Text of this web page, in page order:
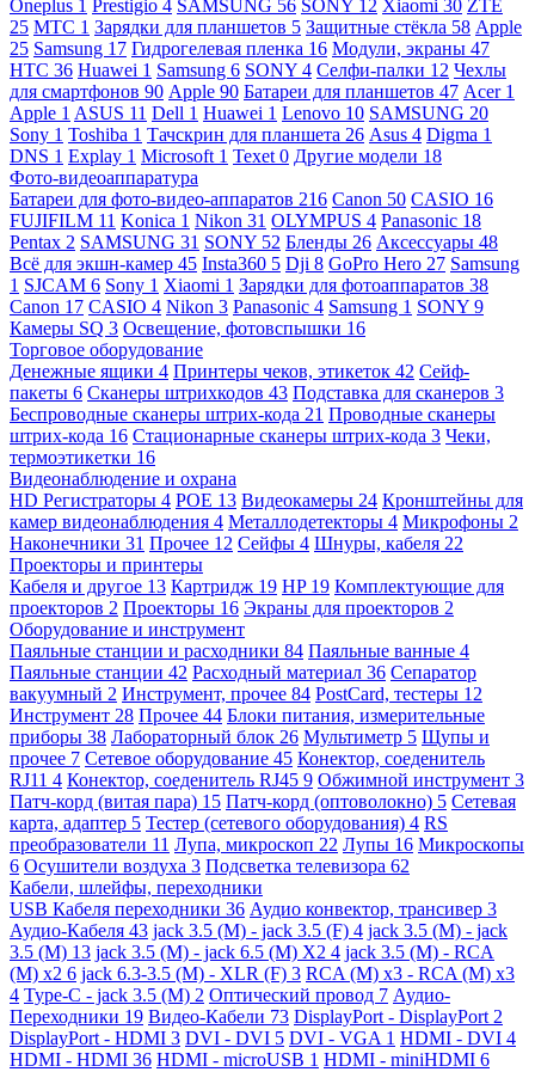
Oneplus 1 Prestigio 4 SAMSUNG 56 SONY 12 Xiaomi 30 ZTE
25 МТС 1 Зарядки для планшетов 5 Защитные стёкла 58 Apple
25 Samsung 17 Гидрогелевая пленка 16 Модули, экраны 47
HTC 36 Huawei 1 Samsung 6 SONY 4 Селфи-палки 12 Чехлы
для смартфонов 90 Apple 90 Батареи для планшетов 47 Acer 1
Apple 1 ASUS 11 Dell 1 Huawei 1 Lenovo 10 SAMSUNG 20
Sony 1 Toshiba 1 Тачскрин для планшета 26 Asus 4 Digma 1
DNS 1 Explay 1 Microsoft 1 Texet 0 Другие модели 18
Фото-видеоаппаратура
Батареи для фото-видео-аппаратов 216 Canon 50 CASIO 16
FUJIFILM 11 Konica 1 Nikon 31 OLYMPUS 4 Panasonic 18
Pentax 2 SAMSUNG 31 SONY 52 Бленды 26 Аксессуары 48
Всё для экшн-камер 45 Insta360 5 Dji 8 GoPro Hero 27 Samsung
1 SJCAM 6 Sony 1 Xiaomi 1 Зарядки для фотоаппаратов 38
Canon 17 CASIO 4 Nikon 3 Panasonic 4 Samsung 1 SONY 9
Камеры SQ 3 Освещение, фотовспышки 16
Торговое оборудование
Денежные ящики 4 Принтеры чеков, этикеток 42 Сейф-
пакеты 6 Сканеры штрихкодов 43 Подставка для сканеров 3
Беспроводные сканеры штрих-кода 21 Проводные сканеры
штрих-кода 16 Стационарные сканеры штрих-кода 3 Чеки,
термоэтикетки 16
Видеонаблюдение и охрана
HD Регистраторы 4 POE 13 Видеокамеры 24 Кронштейны для
камер видеонаблюдения 4 Металлодетекторы 4 Микрофоны 2
Наконечники 31 Прочее 12 Сейфы 4 Шнуры, кабеля 22
Проекторы и принтеры
Кабеля и другое 13 Картридж 19 HP 19 Комплектующие для
проекторов 2 Проекторы 16 Экраны для проекторов 2
Оборудование и инструмент
Паяльные станции и расходники 84 Паяльные ванные 4
Паяльные станции 42 Расходный материал 36 Сепаратор
вакуумный 2 Инструмент, прочее 84 PostCard, тестеры 12
Инструмент 28 Прочее 44 Блоки питания, измерительные
приборы 38 Лабораторный блок 26 Мультиметр 5 Щупы и
прочее 7 Сетевое оборудование 45 Конектор, соеденитель
RJ11 4 Конектор, соеденитель RJ45 9 Обжимной инструмент 3
Патч-корд (витая пара) 15 Патч-корд (оптоволокно) 5 Сетевая
карта, адаптер 5 Тестер (сетевого оборудования) 4 RS
преобразователи 11 Лупа, микроскоп 22 Лупы 16 Микроскопы
6 Осушители воздуха 3 Подсветка телевизора 62
Кабели, шлейфы, переходники
USB Кабеля переходники 36 Аудио конвектор, трансивер 3
Аудио-Кабеля 43 jack 3.5 (M) - jack 3.5 (F) 4 jack 3.5 (M) - jack
3.5 (M) 13 jack 3.5 (M) - jack 6.5 (M) X2 4 jack 3.5 (M) - RCA
(M) x2 6 jack 6.3-3.5 (M) - XLR (F) 3 RCA (M) x3 - RCA (M) x3
4 Type-C - jack 3.5 (M) 2 Оптический провод 7 Аудио-
Переходники 19 Видео-Кабели 73 DisplayPort - DisplayPort 2
DisplayPort - HDMI 3 DVI - DVI 5 DVI - VGA 1 HDMI - DVI 4
HDMI - HDMI 36 HDMI - microUSB 1 HDMI - miniHDMI 6